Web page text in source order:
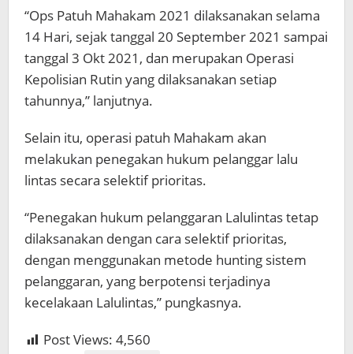
“Ops Patuh Mahakam 2021 dilaksanakan selama
14 Hari, sejak tanggal 20 September 2021 sampai
tanggal 3 Okt 2021, dan merupakan Operasi
Kepolisian Rutin yang dilaksanakan setiap
tahunnya,” lanjutnya.
Selain itu, operasi patuh Mahakam akan
melakukan penegakan hukum pelanggar lalu
lintas secara selektif prioritas.
“Penegakan hukum pelanggaran Lalulintas tetap
dilaksanakan dengan cara selektif prioritas,
dengan menggunakan metode hunting sistem
pelanggaran, yang berpotensi terjadinya
kecelakaan Lalulintas,” pungkasnya.
Post Views: 4,560